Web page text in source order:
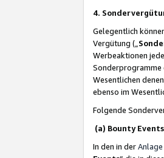
4.
Gelegentlich
Vergütung („
Werbeaktionen
Sonderprogramme
Wesentlichen
ebenso im
Folgende
(a) Bounty Events
In den in derAnlage